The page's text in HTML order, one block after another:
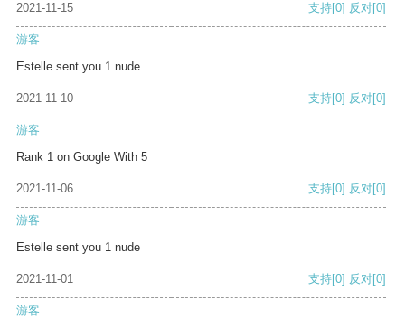
2021-11-15 支持[0] 反对[0]
游客
Estelle sent you 1 nude
2021-11-10 支持[0] 反对[0]
游客
Rank 1 on Google With 5
2021-11-06 支持[0] 反对[0]
游客
Estelle sent you 1 nude
2021-11-01 支持[0] 反对[0]
游客